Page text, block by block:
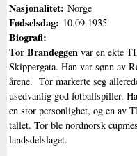
Nasjonalitet: Norge
Fødselsdag: 10.09.1935
Biografi:
Tor Brandeggen var en ekte
Skippergata. Han var sønn av
årene. Tor markerte seg
usedvanlig god fotballspiller.
en stor personlighet, og en av
tallet. Tor ble nordnorsk
landsdelslaget.